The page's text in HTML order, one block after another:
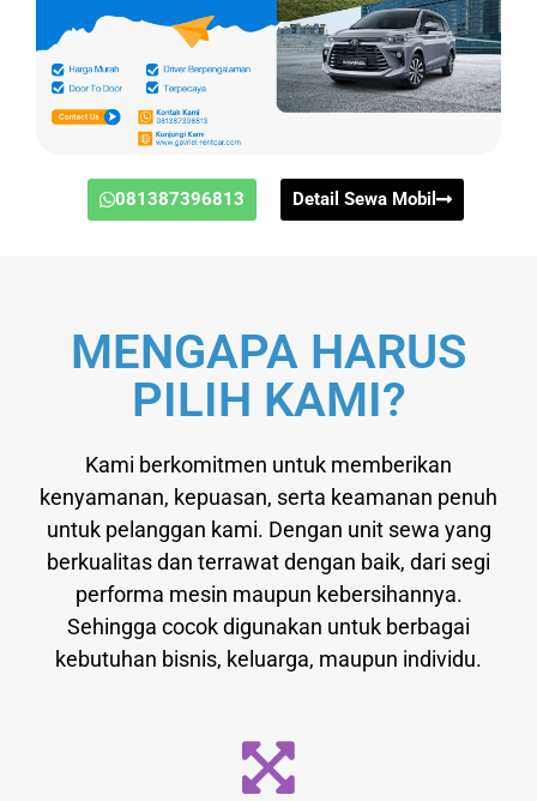
081387396813 Detail Sewa Mobil
MENGAPA HARUS
PILIH KAMI?
Kami berkomitmen untuk memberikan
kenyamanan, kepuasan, serta keamanan penuh
untuk pelanggan kami. Dengan unit sewa yang
berkualitas dan terrawat dengan baik, dari segi
performa mesin maupun kebersihannya.
Sehingga cocok digunakan untuk berbagai
kebutuhan bisnis, keluarga, maupun individu.